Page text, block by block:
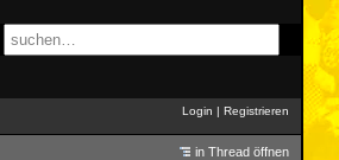
Login | Registrieren
in Thread öffnen